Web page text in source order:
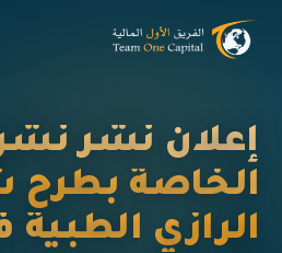
إعلان نشر
الخاصة بطرح
الرازي